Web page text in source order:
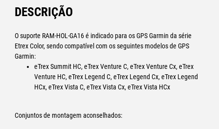
DESCRIÇÃO
O suporte RAM-HOL-GA16 é indicado para os GPS Garmin da série
Etrex Color, sendo compatível com os seguintes modelos de GPS
Garmin:
eTrex Summit HC, eTrex Venture C, eTrex Venture Cx, eTrex
Venture HC, eTrex Legend C, eTrex Legend Cx, eTrex Legend
HCx, eTrex Vista C, eTrex Vista Cx, eTrex Vista HCx
Conjuntos de montagem aconselhados: